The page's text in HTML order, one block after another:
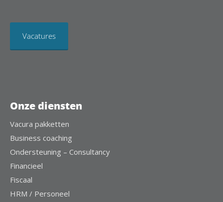
Vacatures
Onze diensten
Vacura pakketten
Business coaching
Ondersteuning – Consultancy
Financieel
Fiscaal
HRM / Personeel